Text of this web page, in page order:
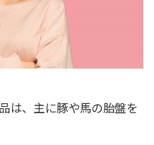
は、主に豚や馬の胎盤を